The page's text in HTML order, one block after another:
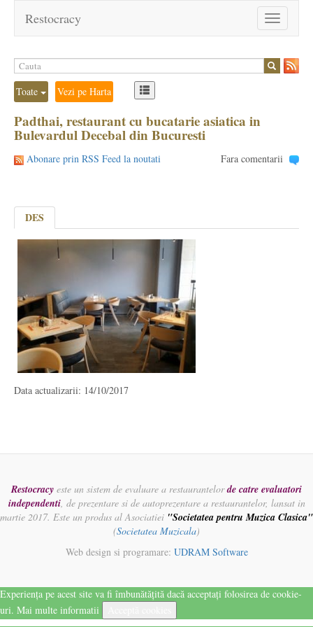
Toggle
navigation
Restocracy
Toate Vezi pe Harta
Padthai, restaurant cu bucatarie asiatica in
Bulevardul Decebal din Bucuresti
Abonare prin RSS Feed la noutati Fara comentarii
DES
Data actualizarii: 14/10/2017
Restocracy este un sistem de evaluare a restaurantelorde catre evaluatori
independenti, de prezentare si de autoprezentare a restaurantelor, lansat in
martie 2017. Este un produs al Asociatiei "Societatea pentru Muzica Clasica"
(Societatea Muzicala)
Web design si programare: UDRAM Software
Experiența pe acest site va fi îmbunătățită dacă acceptați folosirea de cookie-
uri. Mai multe informatii